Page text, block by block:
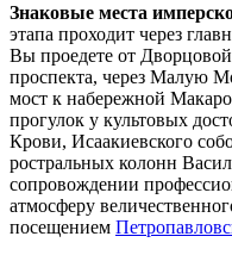
Знаковые места
этапа проходит через
Вы проедете от
проспекта, через Малую
мост к набережной
прогулок у культовых
Крови, Исаакиевского
ростральных колонн
сопровождении
атмосферу
посещением